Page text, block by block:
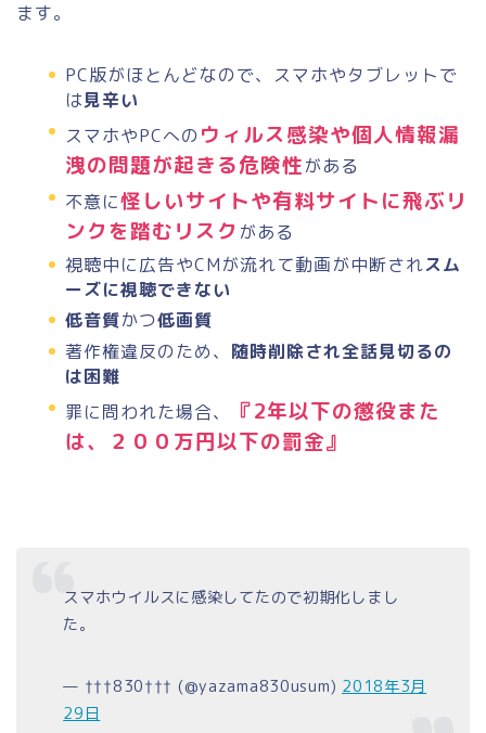
ます。
PC版がほとんどなので、 スマホやタブレットで
は見辛い
スマホやPCへのウィルス感染や個人情報漏
洩の問題が起きる危険性がある
不意に怪しいサイトや有料サイトに飛ぶリ
ンクを踏むリスク がある
視聴中に広告やCMが流れて動画が中断されスム
ーズに視聴できない
低音質かつ低画質
著作権違反のため、 随時削除され全話見切るの
は困難
罪に問われた場合、
『2年以下の懲役また
は、２００万円以下の罰金』
スマホウイルスに感染してたので初期化しまし
た。
— †††830††† (@yazama830usum) 2018年3月
29日